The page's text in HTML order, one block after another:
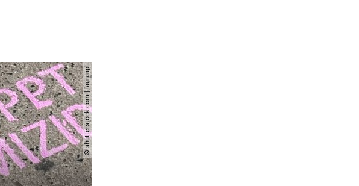
© shutterstock.com | lauraapl